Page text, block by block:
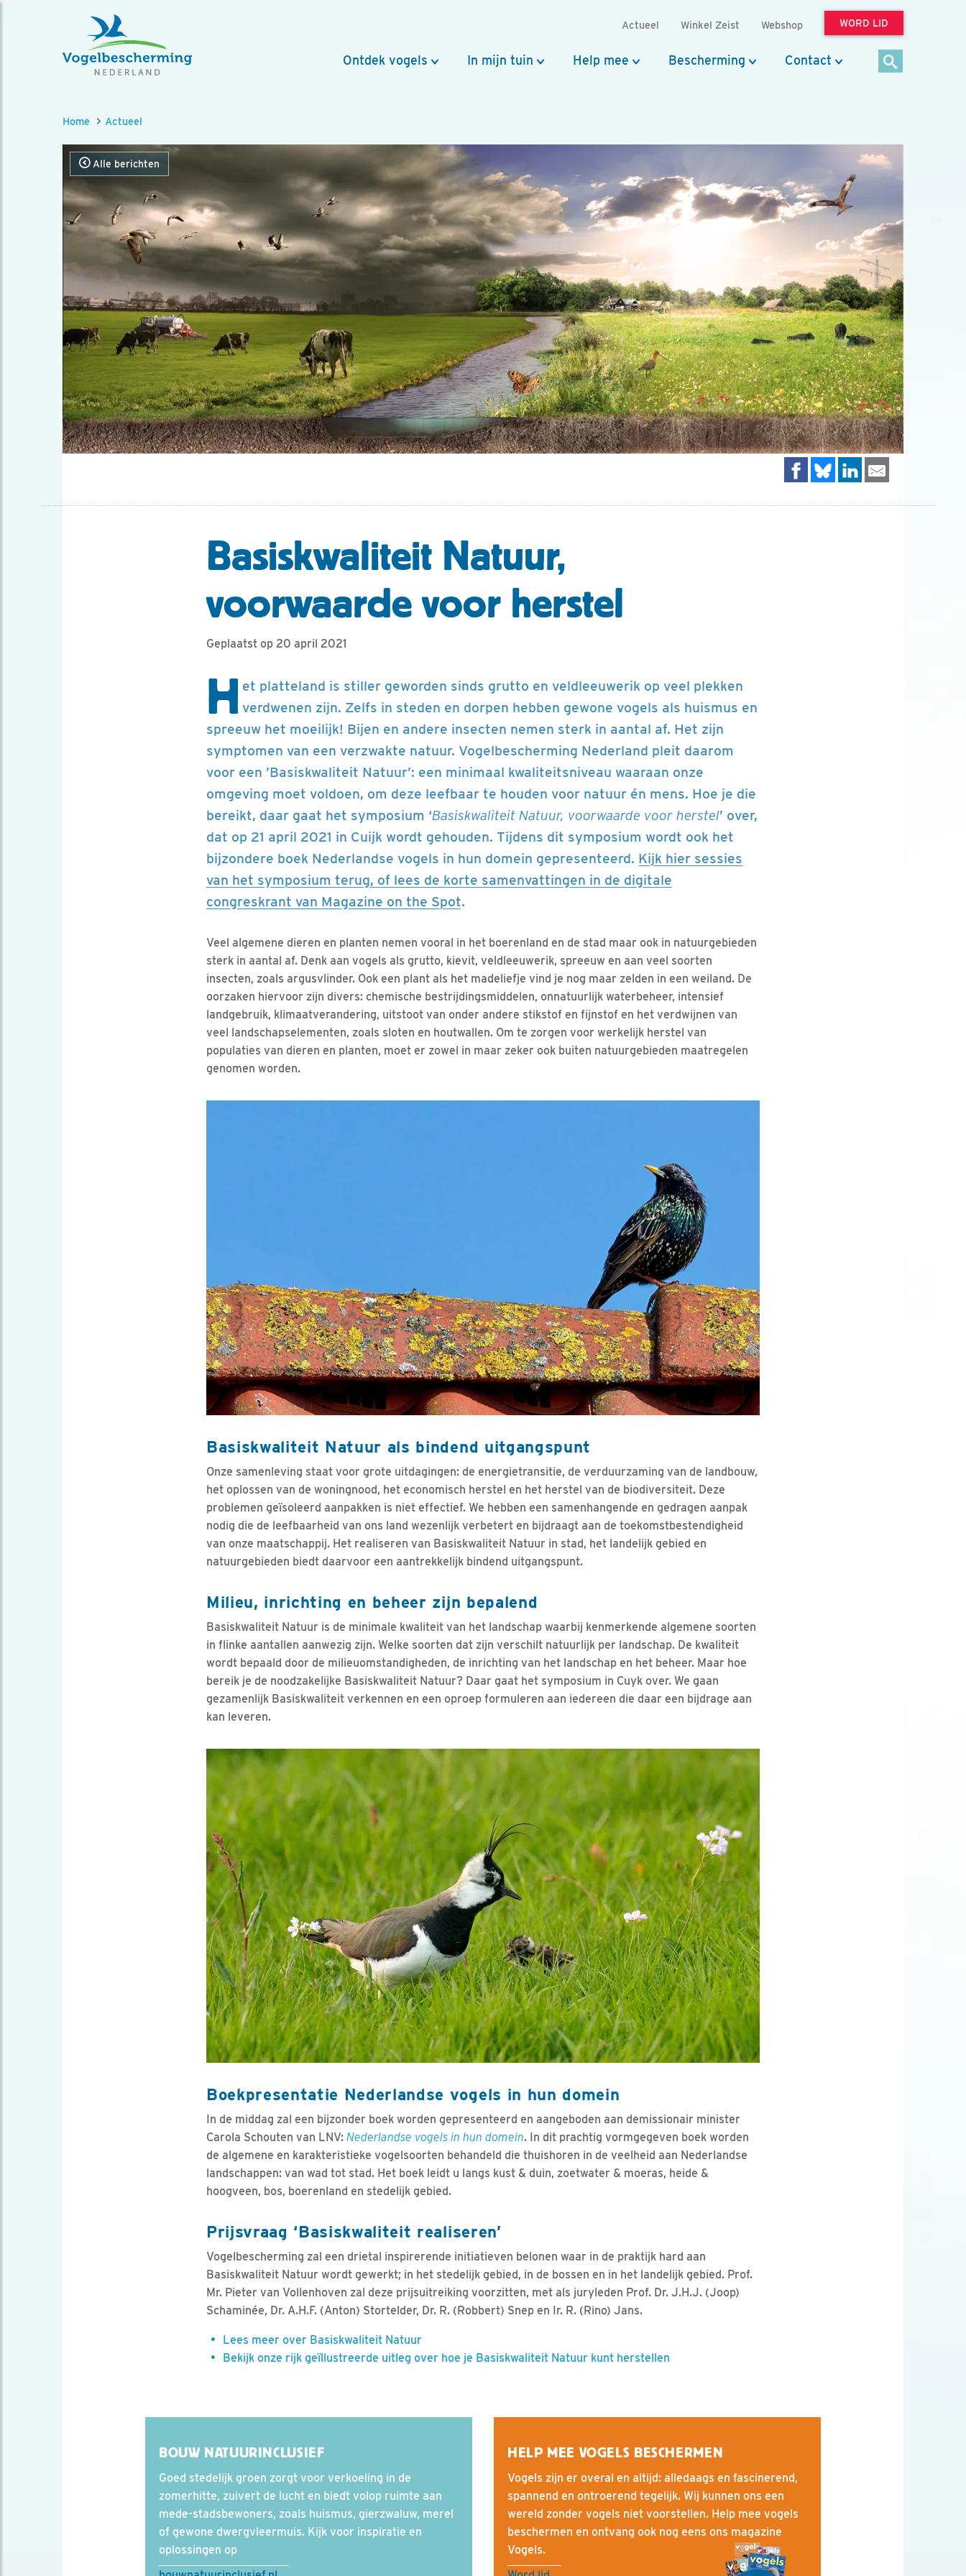
Actueel Winkel Zeist Webshop WORD LID
Ontdek vogels In mijn tuin Help mee Bescherming Contact
Home Actueel
Alle berichten
Basiskwaliteit Natuur,
voorwaarde voor herstel
Geplaatst op 20 april 2021
H et platteland is stiller geworden sinds grutto en veldleeuwerik op veel plekken
verdwenen zijn. Zelfs in steden en dorpen hebben gewone vogels als huismus en
spreeuw het moeilijk! Bijen en andere insecten nemen sterk in aantal af. Het zijn
symptomen van een verzwakte natuur. Vogelbescherming Nederland pleit daarom
voor een ’Basiskwaliteit Natuur’: een minimaal kwaliteitsniveau waaraan onze
omgeving moet voldoen, om deze leefbaar te houden voor natuur én mens. Hoe je die
bereikt, daar gaat het symposium ‘Basiskwaliteit Natuur, voorwaarde voor herstel’ over,
dat op 21 april 2021 in Cuijk wordt gehouden. Tijdens dit symposium wordt ook het
bijzondere boek Nederlandse vogels in hun domein gepresenteerd. Kijk hier sessies
van het symposium terug, of lees de korte samenvattingen in de digitale
congreskrant van Magazine on the Spot.
Veel algemene dieren en planten nemen vooral in het boerenland en de stad maar ook in natuurgebieden
sterk in aantal af. Denk aan vogels als grutto, kievit, veldleeuwerik, spreeuw en aan veel soorten
insecten, zoals argusvlinder. Ook een plant als het madeliefje vind je nog maar zelden in een weiland. De
oorzaken hiervoor zijn divers: chemische bestrijdingsmiddelen, onnatuurlijk waterbeheer, intensief
landgebruik, klimaatverandering, uitstoot van onder andere stikstof en fijnstof en het verdwijnen van
veel landschapselementen, zoals sloten en houtwallen. Om te zorgen voor werkelijk herstel van
populaties van dieren en planten, moet er zowel in maar zeker ook buiten natuurgebieden maatregelen
genomen worden.
Basiskwaliteit Natuur als bindend uitgangspunt
Onze samenleving staat voor grote uitdagingen: de energietransitie, de verduurzaming van de landbouw,
het oplossen van de woningnood, het economisch herstel en het herstel van de biodiversiteit. Deze
problemen geïsoleerd aanpakken is niet effectief. We hebben een samenhangende en gedragen aanpak
nodig die de leefbaarheid van ons land wezenlijk verbetert en bijdraagt aan de toekomstbestendigheid
van onze maatschappij. Het realiseren van Basiskwaliteit Natuur in stad, het landelijk gebied en
natuurgebieden biedt daarvoor een aantrekkelijk bindend uitgangspunt.
Milieu, inrichting en beheer zijn bepalend
Basiskwaliteit Natuur is de minimale kwaliteit van het landschap waarbij kenmerkende algemene soorten
in flinke aantallen aanwezig zijn. Welke soorten dat zijn verschilt natuurlijk per landschap. De kwaliteit
wordt bepaald door de milieuomstandigheden, de inrichting van het landschap en het beheer. Maar hoe
bereik je de noodzakelijke Basiskwaliteit Natuur? Daar gaat het symposium in Cuyk over. We gaan
gezamenlijk Basiskwaliteit verkennen en een oproep formuleren aan iedereen die daar een bijdrage aan
kan leveren.
Boekpresentatie Nederlandse vogels in hun domein
In de middag zal een bijzonder boek worden gepresenteerd en aangeboden aan demissionair minister
Carola Schouten van LNV: Nederlandse vogels in hun domein. In dit prachtig vormgegeven boek worden
de algemene en karakteristieke vogelsoorten behandeld die thuishoren in de veelheid aan Nederlandse
landschappen: van wad tot stad. Het boek leidt u langs kust & duin, zoetwater & moeras, heide &
hoogveen, bos, boerenland en stedelijk gebied.
Prijsvraag ‘Basiskwaliteit realiseren’
Vogelbescherming zal een drietal inspirerende initiatieven belonen waar in de praktijk hard aan
Basiskwaliteit Natuur wordt gewerkt; in het stedelijk gebied, in de bossen en in het landelijk gebied. Prof.
Mr. Pieter van Vollenhoven zal deze prijsuitreiking voorzitten, met als juryleden Prof. Dr. J.H.J. (Joop)
Schaminée, Dr. A.H.F. (Anton) Stortelder, Dr. R. (Robbert) Snep en Ir. R. (Rino) Jans.
Lees meer over Basiskwaliteit Natuur
Bekijk onze rijk geïllustreerde uitleg over hoe je Basiskwaliteit Natuur kunt herstellen
BOUW NATUURINCLUSIEF
Goed stedelijk groen zorgt voor verkoeling in de
zomerhitte, zuivert de lucht en biedt volop ruimte aan
mede-stadsbewoners, zoals huismus, gierzwaluw, merel
of gewone dwergvleermuis. Kijk voor inspiratie en
oplossingen op
HELP MEE VOGELS BESCHERMEN
Vogels zijn er overal en altijd: alledaags en fascinerend,
spannend en ontroerend tegelijk. Wij kunnen ons een
wereld zonder vogels niet voorstellen. Help mee vogels
beschermen en ontvang ook nog eens ons magazine
Vogels.